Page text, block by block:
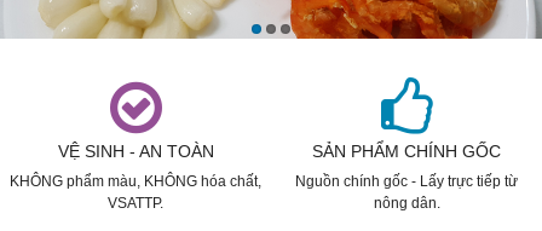
VỆ SINH - AN TOÀN
KHÔNG phẩm màu, KHÔNG hóa chất,
VSATTP.
SẢN PHẨM CHÍNH GỐC
Nguồn chính gốc - Lấy trực tiếp từ
nông dân.